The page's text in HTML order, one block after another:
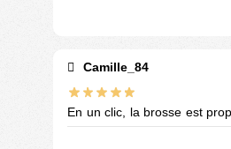
Camille_84
En un clic, la brosse est